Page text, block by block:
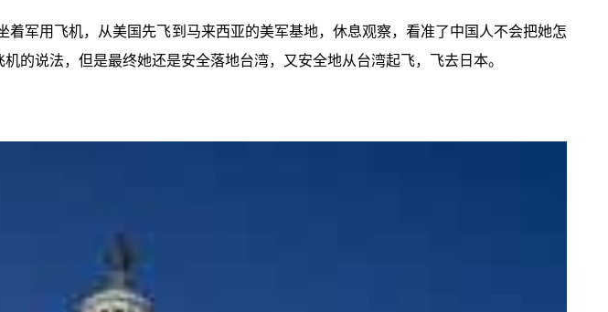
军用飞机，从美国先飞到马来西亚的美军基地，休息观察，看准了中国人不会把她怎
的说法，但是最终她还是安全落地台湾，又安全地从台湾起飞，飞去日本。